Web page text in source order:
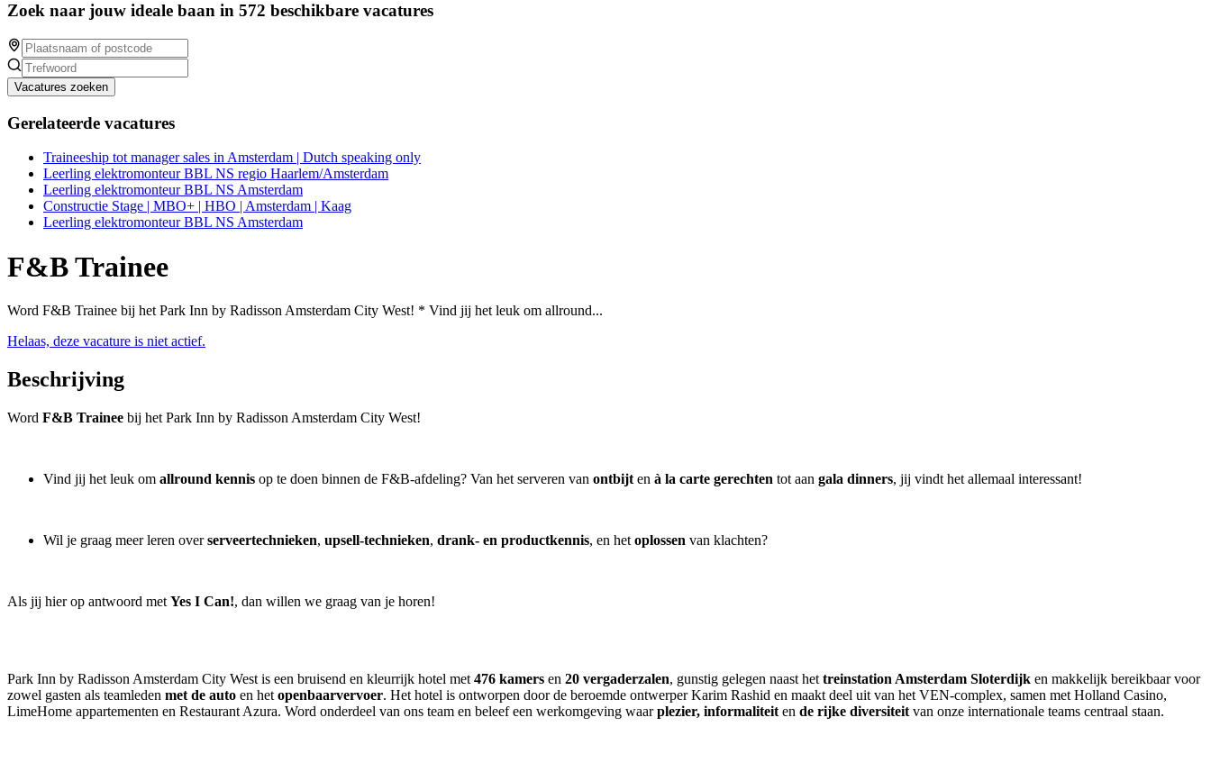
Zoek naar jouw ideale baan in 572 beschikbare vacatures
Vacatures zoeken
Gerelateerde vacatures
Traineeship tot manager sales in Amsterdam | Dutch speaking only
Leerling elektromonteur BBL NS regio Haarlem/Amsterdam
Leerling elektromonteur BBL NS Amsterdam
Constructie Stage | MBO+ | HBO | Amsterdam | Kaag
Leerling elektromonteur BBL NS Amsterdam
F&B Trainee
Word F&B Trainee bij het Park Inn by Radisson Amsterdam City West! * Vind jij het leuk om allround...
Helaas, deze vacature is niet actief.
Beschrijving
Word F&B Trainee bij het Park Inn by Radisson Amsterdam City West!
Vind jij het leuk om allround kennis op te doen binnen de F&B-afdeling? Van het serveren van ontbijt en à la carte gerechten tot aan gala dinners, jij vindt het allemaal interessant!
Wil je graag meer leren overserveertechnieken, upsell-technieken, drank- en productkennis, en het oplossen van klachten?
Als jij hier op antwoord met Yes I Can!, dan willen we graag van je horen!
Park Inn by Radisson Amsterdam City West is een bruisend en kleurrijk hotel met 476 kamers en 20 vergaderzalen, gunstig gelegen naast het treinstation Amsterdam Sloterdijk en makkelijk bereikbaar voor
zowel gasten als teamleden met de auto en het openbaarvervoer. Het hotel is ontworpen door de beroemde ontwerper Karim Rashid en maakt deel uit van het VEN-complex, samen met Holland Casino,
LimeHome appartementen en Restaurant Azura. Word onderdeel van ons team en beleef een werkomgeving waarplezier, informaliteit en de rijke diversiteit van onze internationale teams centraal staan.